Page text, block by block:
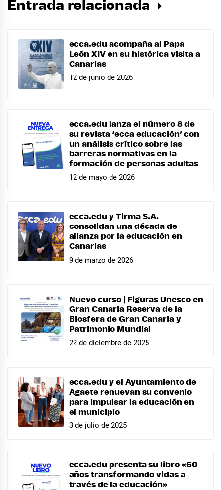
Entrada relacionada
ecca.edu acompaña al Papa
León XIV en su histórica visita a
Canarias
12 de junio de 2026
ecca.edu lanza el número 8 de
su revista ‘ecca educación’ con
un análisis crítico sobre las
barreras normativas en la
formación de personas adultas
12 de mayo de 2026
ecca.edu y Tirma S.A.
consolidan una década de
alianza por la educación en
Canarias
9 de marzo de 2026
Nuevo curso | Figuras Unesco en
Gran Canaria Reserva de la
Biosfera de Gran Canaria y
Patrimonio Mundial
22 de diciembre de 2025
ecca.edu y el Ayuntamiento de
Agaete renuevan su convenio
para impulsar la educación en
el municipio
3 de julio de 2025
ecca.edu presenta su libro «60
años transformando vidas a
través de la educación»